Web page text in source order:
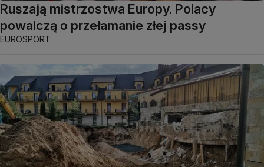
Ruszają mistrzostwa Europy. Polacy
powalczą o przełamanie złej passy
EUROSPORT